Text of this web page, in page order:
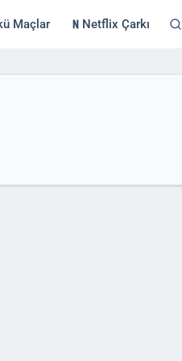
Maçlar Netflix Çarkı